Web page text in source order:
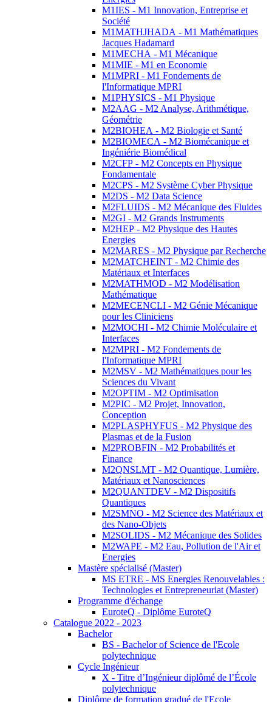
M1IES - M1 Innovation, Entreprise et
Société
M1MATHJHADA - M1 Mathématiques
Jacques Hadamard
M1MECHA - M1 Mécanique
M1MIE - M1 en Economie
M1MPRI - M1 Fondements de
l'Informatique MPRI
M1PHYSICS - M1 Physique
M2AAG - M2 Analyse, Arithmétique,
Géométrie
M2BIOHEA - M2 Biologie et Santé
M2BIOMECA - M2 Biomécanique et
Ingéniérie Biomédical
M2CFP - M2 Concepts en Physique
Fondamentale
M2CPS - M2 Système Cyber Physique
M2DS - M2 Data Science
M2FLUIDS - M2 Mécanique des Fluides
M2GI - M2 Grands Instruments
M2HEP - M2 Physique des Hautes
Energies
M2MARES - M2 Physique par Recherche
M2MATCHEINT - M2 Chimie des
Matériaux et Interfaces
M2MATHMOD - M2 Modélisation
Mathématique
M2MECENCLI - M2 Génie Mécanique
pour les Cliniciens
M2MOCHI - M2 Chimie Moléculaire et
Interfaces
M2MPRI - M2 Fondements de
l'Informatique MPRI
M2MSV - M2 Mathématiques pour les
Sciences du Vivant
M2OPTIM - M2 Optimisation
M2PIC - M2 Projet, Innovation,
Conception
M2PLASPHYFUS - M2 Physique des
Plasmas et de la Fusion
M2PROBFIN - M2 Probabilités et
Finance
M2QNSLMT - M2 Quantique, Lumière,
Matériaux et Nanosciences
M2QUANTDEV - M2 Dispositifs
Quantiques
M2SMNO - M2 Science des Matériaux et
des Nano-Objets
M2SOLIDS - M2 Mécanique des Solides
M2WAPE - M2 Eau, Pollution de l'Air et
Energies
Mastère spécialisé (Master)
MS ETRE - MS Energies Renouvelables :
Technologies et Entrepreneuriat (Master)
Programme d'échange
EuroteQ - Diplôme EuroteQ
Catalogue 2022 - 2023
Bachelor
BS - Bachelor of Science de l'Ecole
polytechnique
Cycle Ingénieur
X - Titre d’Ingénieur diplômé de l’École
polytechnique
Diplôme de formation gradué de l'Ecole